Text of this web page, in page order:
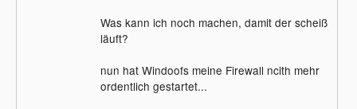
Was kann ich noch machen, damit der scheiß
läuft?
nun hat Windoofs meine Firewall ncith mehr
ordentlich gestartet...